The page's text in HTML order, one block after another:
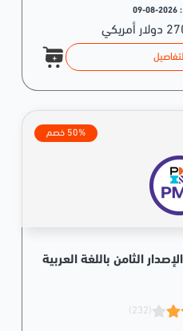
2026-08-09
أمريكي
50% خصم
(232)